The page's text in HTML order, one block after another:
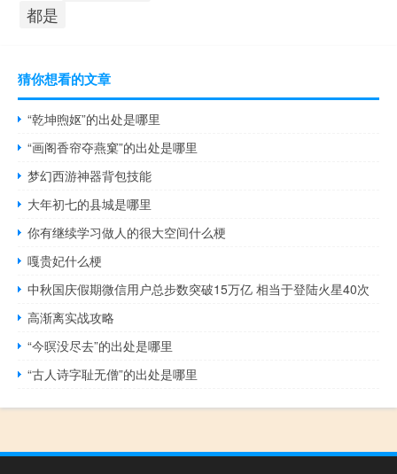
都是
猜你想看的文章
“乾坤煦妪”的出处是哪里
“画阁香帘夺燕窠”的出处是哪里
梦幻西游神器背包技能
大年初七的县城是哪里
你有继续学习做人的很大空间什么梗
嘎贵妃什么梗
中秋国庆假期微信用户总步数突破15万亿 相当于登陆火星40次
高渐离实战攻略
“今暝没尽去”的出处是哪里
“古人诗字耻无僧”的出处是哪里